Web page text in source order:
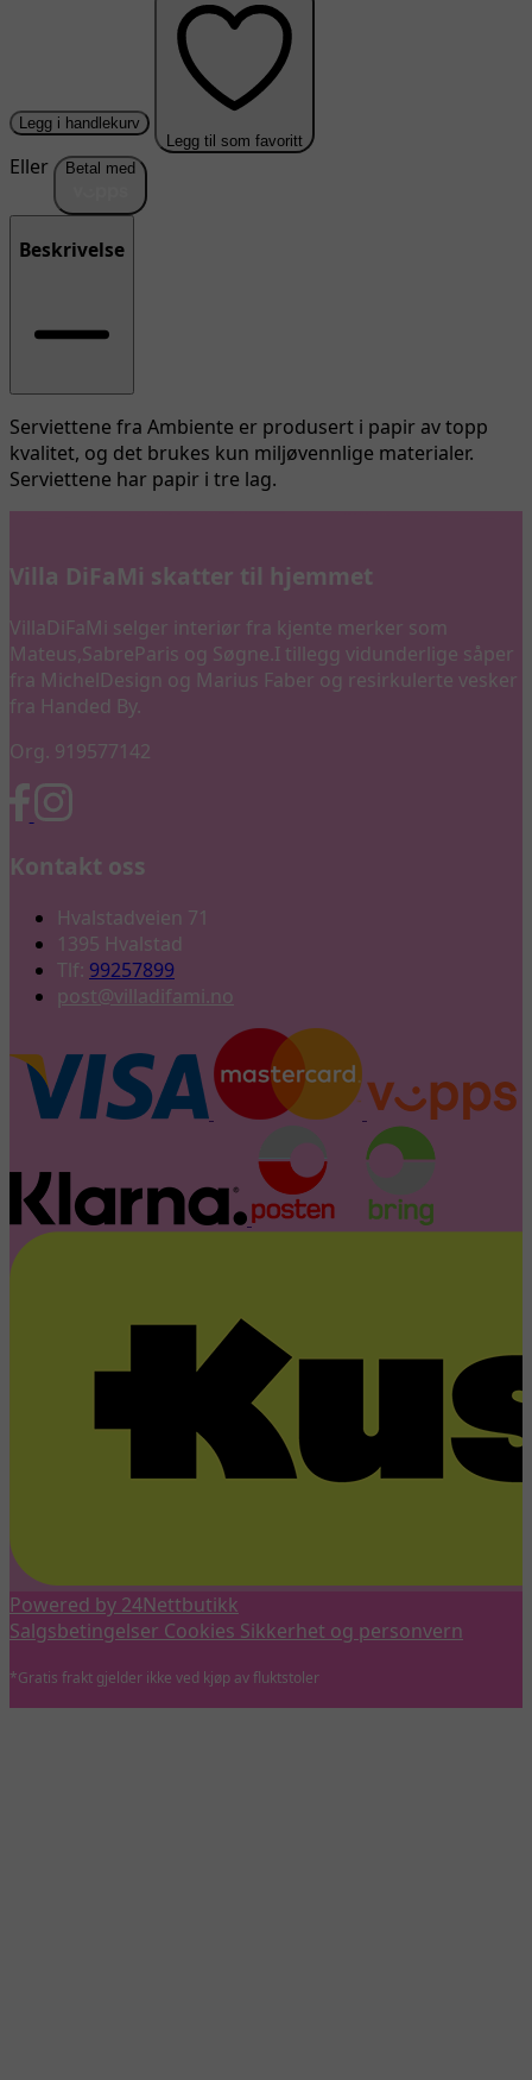
Legg i handlekurv
Legg til som favoritt
Eller Betal med
Beskrivelse
Serviettene fra Ambiente er produsert i papir av topp
kvalitet, og det brukes kun miljøvennlige materialer.
Serviettene har papir i tre lag.
Villa DiFaMi skatter til hjemmet
VillaDiFaMi selger interiør fra kjente merker som
Mateus,SabreParis og Søgne.I tillegg vidunderlige såper
fra MichelDesign og Marius Faber og resirkulerte vesker
fra Handed By.
Org. 919577142
Kontakt oss
Hvalstadveien 71
1395 Hvalstad
Tlf: 99257899
post@villadifami.no
Powered by 24Nettbutikk
Salgsbetingelser Cookies Sikkerhet og personvern
*Gratis frakt gjelder ikke ved kjøp av fluktstoler